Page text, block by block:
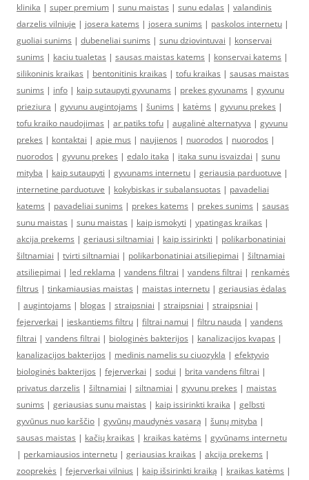
klinika | super premium | sunu maistas | sunu edalas | valandinis
darzelis vilniuje | josera katems | josera sunims | paskolos internetu |
guoliai sunims | dubeneliai sunims | sunu dziovintuvai | konservai
sunims | kaciu tualetas | sausas maistas katems | konservai katems |
silikoninis kraikas | bentonitinis kraikas | tofu kraikas | sausas maistas
sunims | info | kaip sutaupyti gyvunams | prekes gyvunams | gyvunu
prieziura | gyvunu augintojams | šunims | katėms | gyvunu prekes |
tofu kraiko naudojimas | ar patiks tofu | augalinė alternatyva | gyvunu
prekes | kontaktai | apie mus | naujienos | nuorodos | nuorodos |
nuorodos | gyvunu prekes | edalo itaka | itaka sunu isvaizdai | sunu
mityba | kaip sutaupyti | gyvunams internetu | geriausia parduotuve |
internetine parduotuve | kokybiskas ir subalansuotas | pavadeliai
katems | pavadeliai sunims | prekes katems | prekes sunims | sausas
sunu maistas | sunu maistas | kaip ismokyti | ypatingas kraikas |
akcija prekems | geriausi siltnamiai | kaip issirinkti | polikarbonatiniai
šiltnamiai | tvirti siltnamiai | polikarbonatiniai atsiliepimai | šiltnamiai
atsiliepimai | led reklama | vandens filtrai | vandens filtrai | renkamės
filtrus | tinkamiausias maistas | maistas internetu | geriausias ėdalas
| augintojams | blogas | straipsniai | straipsniai | straipsniai |
fejerverkai | ieskantiems filtru | filtrai namui | filtru nauda | vandens
filtrai | vandens filtrai | biologinės bakterijos | kanalizacijos kvapas |
kanalizacijos bakterijos | medinis namelis su ciuozykla | efektyvio
biologinės bakterijos | fejerverkai | sodui | brita vandens filtrai |
privatus darzelis | šiltnamiai | siltnamiai | gyvunu prekes | maistas
sunims | geriausias sunu maistas | kaip issirinkti kraika | gelbsti
gyvūnus nuo karščio | gyvūnų maudynės vasarą | šunų mityba |
sausas maistas | kačių kraikas | kraikas katėms | gyvūnams internetu
| perkamiausios internetu | geriausias kraikas | akcija prekems |
zooprekės | fejerverkai vilnius | kaip išsirinkti kraiką | kraikas katėms |